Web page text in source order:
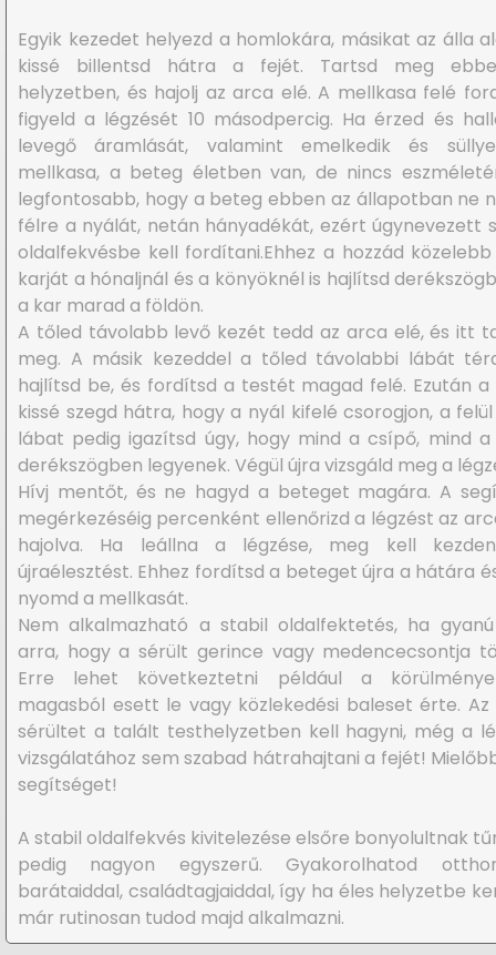
Egyik kezedet helyezd a homlokára, másikat az álla
kissé billentsd hátra a fejét. Tartsd meg
helyzetben, és hajolj az arca elé. A mellkasa felé
figyeld a légzését 10 másodpercig. Ha érzed és
levegő áramlását, valamint emelkedik és
mellkasa, a beteg életben van, de nincs
legfontosabb, hogy a beteg ebben az állapotban ne
félre a nyálát, netán hányadékát, ezért úgynevezett
oldalfekvésbe kell fordítani.Ehhez a hozzád
karját a hónaljnál és a könyöknél is hajlítsd
a kar marad a földön.
A tőled távolabb levő kezét tedd az arca elé, és itt
meg. A másik kezeddel a tőled távolabbi lábát
hajlítsd be, és fordítsd a testét magad felé. Ezután
kissé szegd hátra, hogy a nyál kifelé csorogjon, a
lábat pedig igazítsd úgy, hogy mind a csípő, mind
derékszögben legyenek. Végül újra vizsgáld meg a
Hívj mentőt, és ne hagyd a beteget magára. A
megérkezéséig percenként ellenőrizd a légzést az
hajolva. Ha leállna a légzése, meg kell
újraélesztést. Ehhez fordítsd a beteget újra a hátára
nyomd a mellkasát.
Nem alkalmazható a stabil oldalfektetés, ha
arra, hogy a sérült gerince vagy medencecsontja
Erre lehet következtetni például a
magasból esett le vagy közlekedési baleset érte. Az
sérültet a talált testhelyzetben kell hagyni, még a
vizsgálatához sem szabad hátrahajtani a fejét!
segítséget!
A stabil oldalfekvés kivitelezése elsőre bonyolultnak
pedig nagyon egyszerű. Gyakorolhatod
barátaiddal, családtagjaiddal, így ha éles helyzetbe
már rutinosan tudod majd alkalmazni.